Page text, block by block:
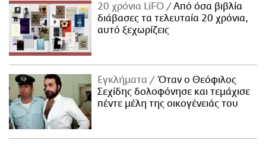
20 χρόνια LiFO
Από όσα βιβλία
διάβασες τα τελευταία 20 χρόνια,
αυτό ξεχωρίζεις
Εγκλήματα
Όταν ο Θεόφιλος
Σεχίδης δολοφόνησε και τεμάχισε
πέντε μέλη της οικογένειάς του